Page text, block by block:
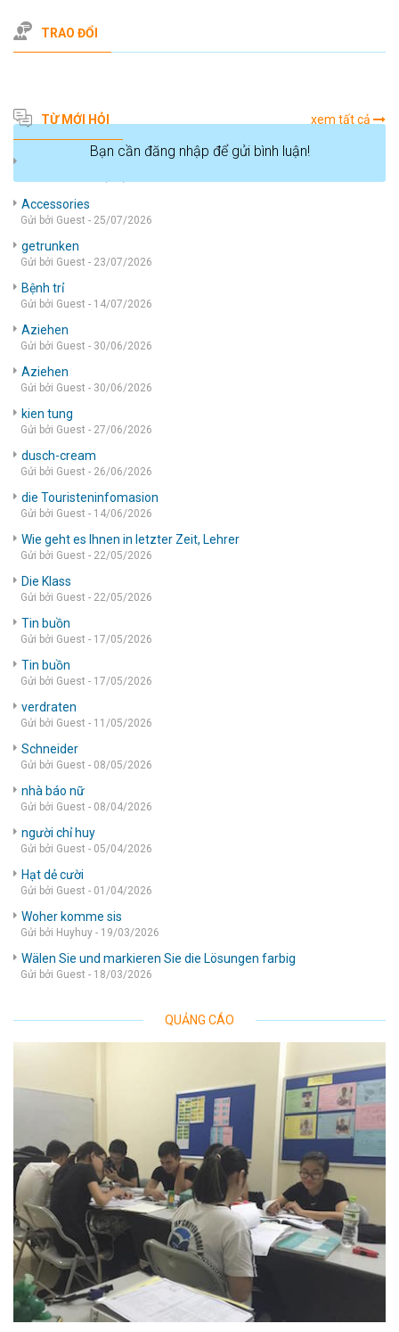
TRAO ĐỔI
Bạn cần đăng nhập để gửi bình luận!
TỪ MỚI HỎI xem tất cả
Accessories
Gửi bởi Guest - 25/07/2026
getrunken
Gửi bởi Guest - 23/07/2026
Bệnh trỉ
Gửi bởi Guest - 14/07/2026
Aziehen
Gửi bởi Guest - 30/06/2026
Aziehen
Gửi bởi Guest - 30/06/2026
kien tung
Gửi bởi Guest - 27/06/2026
dusch-cream
Gửi bởi Guest - 26/06/2026
die Touristeninfomasion
Gửi bởi Guest - 14/06/2026
Wie geht es Ihnen in letzter Zeit, Lehrer
Gửi bởi Guest - 22/05/2026
Die Klass
Gửi bởi Guest - 22/05/2026
Tin buồn
Gửi bởi Guest - 17/05/2026
Tin buồn
Gửi bởi Guest - 17/05/2026
verdraten
Gửi bởi Guest - 11/05/2026
Schneider
Gửi bởi Guest - 08/05/2026
nhà báo nữ
Gửi bởi Guest - 08/04/2026
người chỉ huy
Gửi bởi Guest - 05/04/2026
Hạt dẻ cười
Gửi bởi Guest - 01/04/2026
Woher komme sis
Gửi bởi Huyhuy - 19/03/2026
Wälen Sie und markieren Sie die Lösungen farbig
Gửi bởi Guest - 18/03/2026
QUẢNG CÁO